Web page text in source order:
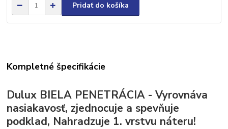
Pridať do košíka
Kompletné špecifikácie
Dulux BIELA PENETRÁCIA - Vyrovnáva
nasiakavosť, zjednocuje a spevňuje
podklad, Nahradzuje 1. vrstvu náteru!